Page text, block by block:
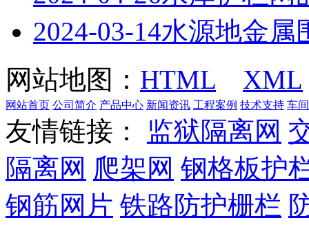
2024-03-14水源地金属
网站地图： HTML XML
网站首页 公司简介 产品中心 新闻资讯 工程案例 技术支持 车
友情链接： 监狱隔离网
隔离网 爬架网 钢格板护
钢筋网片 铁路防护栅栏